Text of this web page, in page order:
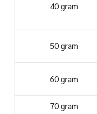
40 gram
50 gram
60 gram
70 gram